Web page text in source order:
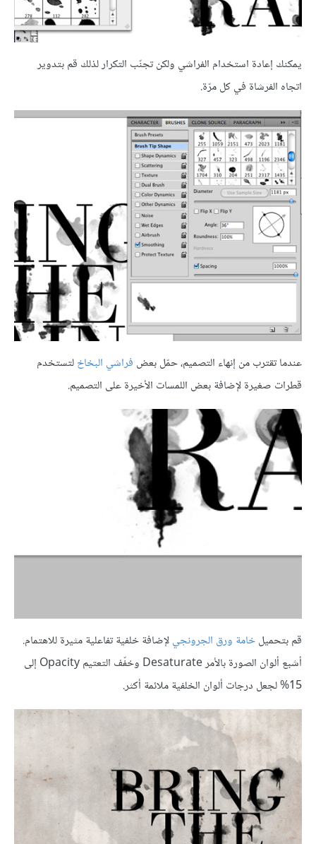
يمكنك إعادة استخدام الفراشي ولكن تجنّب التكرار لذلك قم بتدوير
اتجاه الفرشاة في كل مرّة.
عندما تقترب من إنهاء التصميم، حمّل بعض فراشي البخاخلتستخدم
قطرات صغيرة لإضافة بعض اللمسات الأخيرة على التصميم.
قم بتحميلخامة ورق الجرونجيلإضافة خلفية تفاعلية مثيرة للاهتمام.
أشبع ألوان الصورة بالأمر Desaturate وخفّف التعتيم Opacity إلى
15% لجعل درجات ألوان الخلفية ملائمة أكثر.